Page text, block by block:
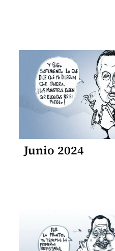
Junio 2024